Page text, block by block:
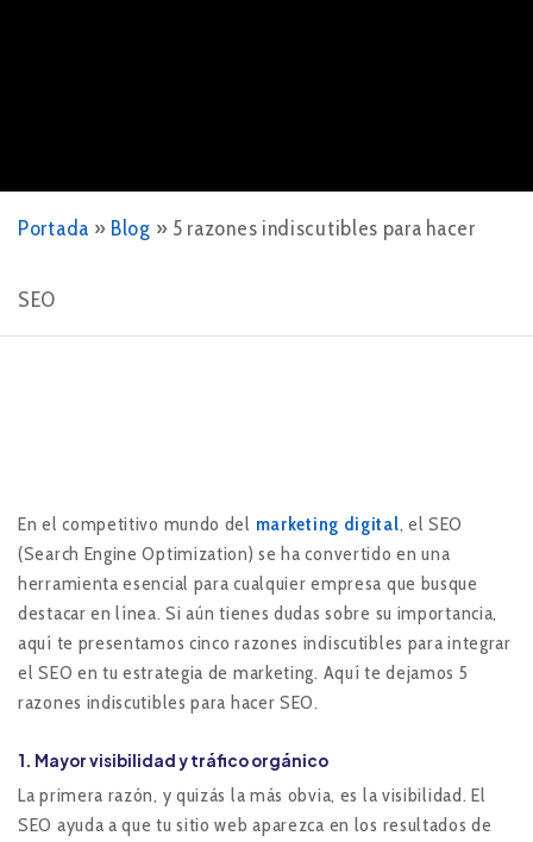
Portada » Blog » 5 razones indiscutibles para hacer
SEO
En el competitivo mundo del marketing digital, el SEO
(Search Engine Optimization) se ha convertido en una
herramienta esencial para cualquier empresa que busque
destacar en línea. Si aún tienes dudas sobre su importancia,
aquí te presentamos cinco razones indiscutibles para integrar
el SEO en tu estrategia de marketing. Aquí te dejamos 5
razones indiscutibles para hacer SEO.
1. Mayor visibilidad y tráfico orgánico
La primera razón, y quizás la más obvia, es la visibilidad. El
SEO ayuda a que tu sitio web aparezca en los resultados de